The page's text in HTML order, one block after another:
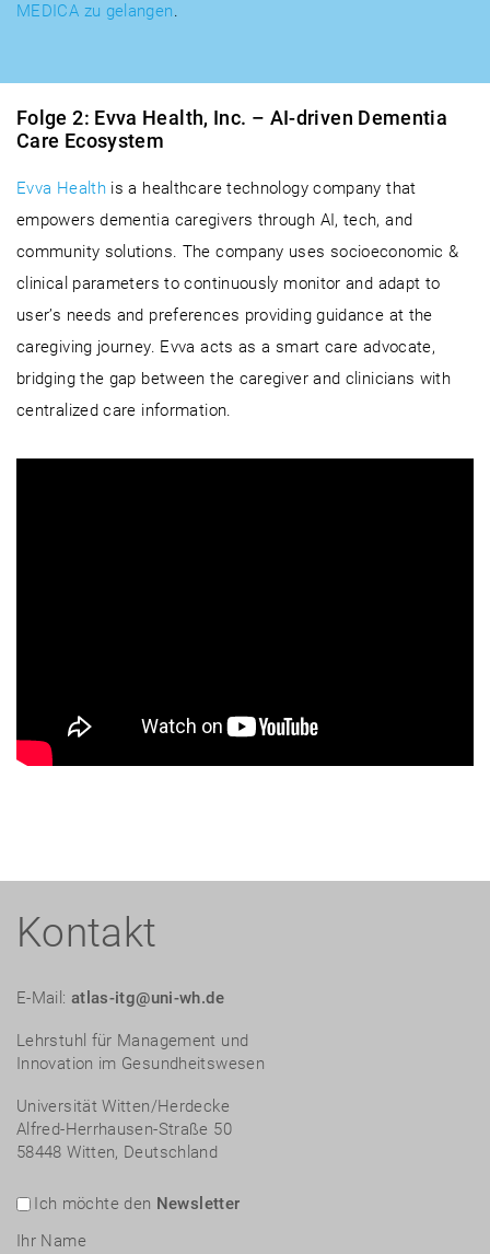
MEDICA zu gelangen.
Folge 2: Evva Health, Inc. – AI-driven Dementia
Care Ecosystem
Evva Health is a healthcare technology company that
empowers dementia caregivers through AI, tech, and
community solutions. The company uses socioeconomic &
clinical parameters to continuously monitor and adapt to
user’s needs and preferences providing guidance at the
caregiving journey. Evva acts as a smart care advocate,
bridging the gap between the caregiver and clinicians with
centralized care information.
Kontakt
E-Mail: atlas-itg@uni-wh.de
Lehrstuhl für Management und
Innovation im Gesundheitswesen
Universität Witten/Herdecke
Alfred-Herrhausen-Straße 50
58448 Witten, Deutschland
Ich möchte den Newsletter
Ihr Name